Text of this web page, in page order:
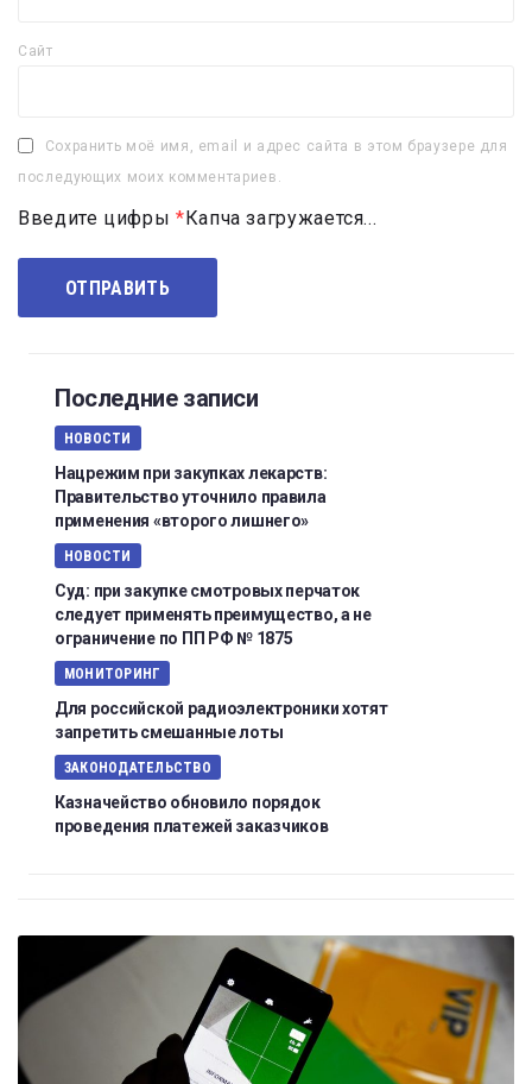
Сайт
Сохранить моё имя, email и адрес сайта в этом браузере для
последующих моих комментариев.
Введите цифры *Капча загружается...
Последние записи
НОВОСТИ
Нацрежим при закупках лекарств:
Правительство уточнило правила
применения «второго лишнего»
НОВОСТИ
Суд: при закупке смотровых перчаток
следует применять преимущество, а не
ограничение по ПП РФ № 1875
МОНИТОРИНГ
Для российской радиоэлектроники хотят
запретить смешанные лоты
ЗАКОНОДАТЕЛЬСТВО
Казначейство обновило порядок
проведения платежей заказчиков